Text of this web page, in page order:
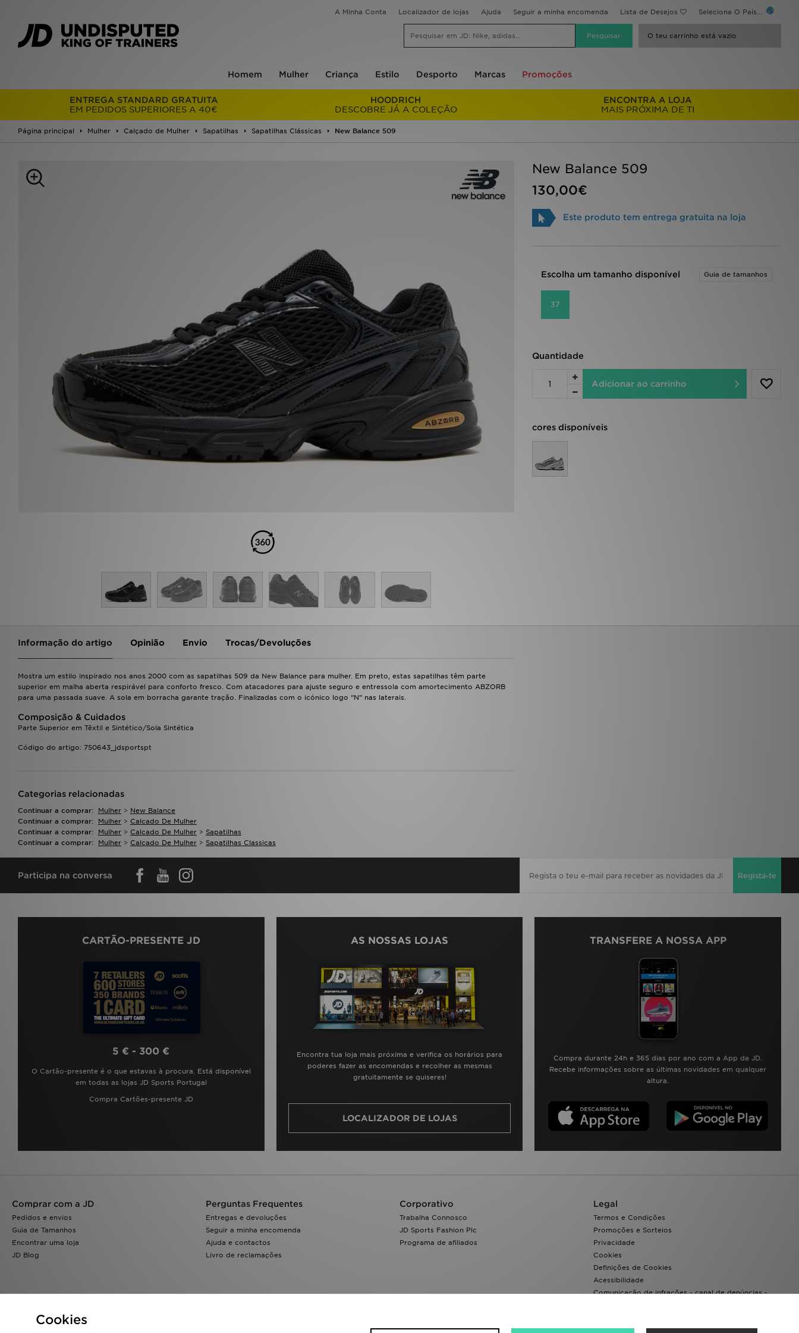
A Minha Conta Localizador de lojas Ajuda Seguir a minha encomenda Lista de Desejos Seleciona O País...
O teu carrinho está vazio
Homem Mulher Criança Estilo Desporto Marcas Promoções
ENTREGA STANDARD GRATUITA
EM PEDIDOS SUPERIORES A 40€
HOODRICH
DESCOBRE JÁ A COLEÇÃO
ENCONTRA A LOJA
MAIS PRÓXIMA DE TI
Página principal Mulher Calçado de Mulher Sapatilhas Sapatilhas Clássicas New Balance 509
New Balance 509
130,00€
Este produto tem entrega gratuita na loja
Escolha um tamanho disponível Guia de tamanhos
37
Quantidade
Adicionar ao carrinho
cores disponíveis
Informação do artigo Opinião Envio Trocas/Devoluções
Mostra um estilo inspirado nos anos 2000 com as sapatilhas 509 da New Balance para mulher. Em preto, estas sapatilhas têm parte
superior em malha aberta respirável para conforto fresco. Com atacadores para ajuste seguro e entressola com amortecimento ABZORB
para uma passada suave. A sola em borracha garante tração. Finalizadas com o icónico logo “N” nas laterais.
Composição & Cuidados
Parte Superior em Têxtil e Sintético/Sola Sintética
Código do artigo: 750643_jdsportspt
Categorias relacionadas
Continuar a comprar: Mulher > New Balance
Continuar a comprar:
Mulher > Calcado De Mulher
Continuar a comprar:
Mulher > Calcado De Mulher > Sapatilhas
Continuar a comprar:
Mulher > Calcado De Mulher > Sapatilhas Classicas
Participa na conversa Regista-te
CARTÃO-PRESENTE JD
5 € - 300 €
O Cartão-presente é o que estavas à procura. Está disponível
em todas as lojas JD Sports Portugal
Compra Cartões-presente JD
AS NOSSAS LOJAS
Encontra tua loja mais próxima e verifica os horários para
poderes fazer as encomendas e recolher as mesmas
gratuitamente se quiseres!
LOCALIZADOR DE LOJAS
TRANSFERE A NOSSA APP
Compra durante 24h e 365 dias por ano com a App da JD.
Recebe informações sobre as últimas novidades em qualquer
altura.
Comprar com a JD
Pedidos e envios
Guia de Tamanhos
Encontrar uma loja
JD Blog
Perguntas Frequentes
Entregas e devoluções
Seguir a minha encomenda
Ajuda e contactos
Livro de reclamações
Corporativo
Trabalha Connosco
JD Sports Fashion Plc
Programa de afiliados
Legal
Termos e Condições
Promoções e Sorteios
Privacidade
Cookies
Definições de Cookies
Acessibilidade
Comunicação de infrações - canal de denúncias -
Cookies